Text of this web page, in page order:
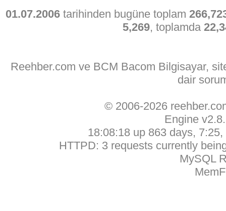
01.07.2006 tarihinden bugüne toplam
5,269, toplamda
Reehber.com ve BCM Bacom Bilgisayar,
dair
© 2006-2026
Engine
18:08:18 up 863 days,
HTTPD: 3 requests currently
MySQL